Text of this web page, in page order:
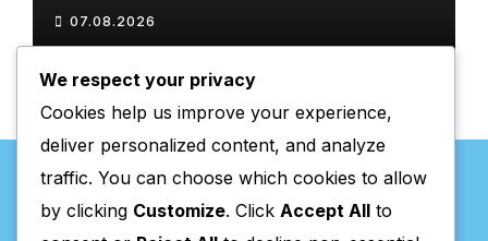
Chaves com atividades
gratuitas
07.08.2026
We respect your privacy
Cookies help us improve your experience,
deliver personalized content, and analyze
traffic. You can choose which cookies to allow
by clicking Customize. Click Accept All to